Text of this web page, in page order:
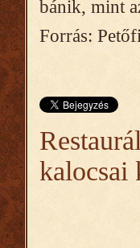
bánik, mint
Forrás: